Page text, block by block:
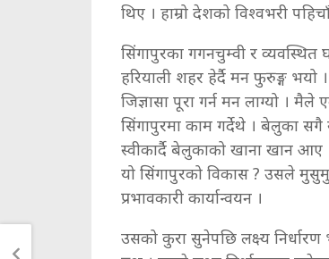
थिए । हाम्रो देशको विश्वभरी
सिंगापुरका गगनचुम्वी र व्यवस्थित
हरियाली शहर हेर्दै मन फुरुङ्ग भयो
जिज्ञासा पूरा गर्न मन लाग्यो ।
सिंगापुरमा काम गर्देथे । बेलुका सगै
स्वीकार्दै बेलुकाको खाना खान आए
यो सिंगापुरको विकास ? उसले
प्रभावकारी कार्यान्वयन ।
उसको कुरा सुनेपछि लक्ष्य